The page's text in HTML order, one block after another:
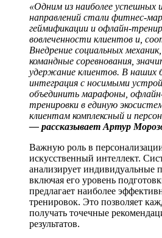
«Одним из наиболее успешных
направлений стали фитнес-
геймификации и офлайн-
вовлеченности клиентов и,
Внедрение социальных
командные соревнования,
удержание клиентов. В
интеграция с носимыми
объединить марафоны,
тренировки в единую
клиентам комплексный и
— рассказывает Артур
Важную роль в
искусственный интеллект.
анализирует индивидуальные
включая его уровень
предлагает наиболее
тренировок. Это позволяет
получать точечные
результатов.